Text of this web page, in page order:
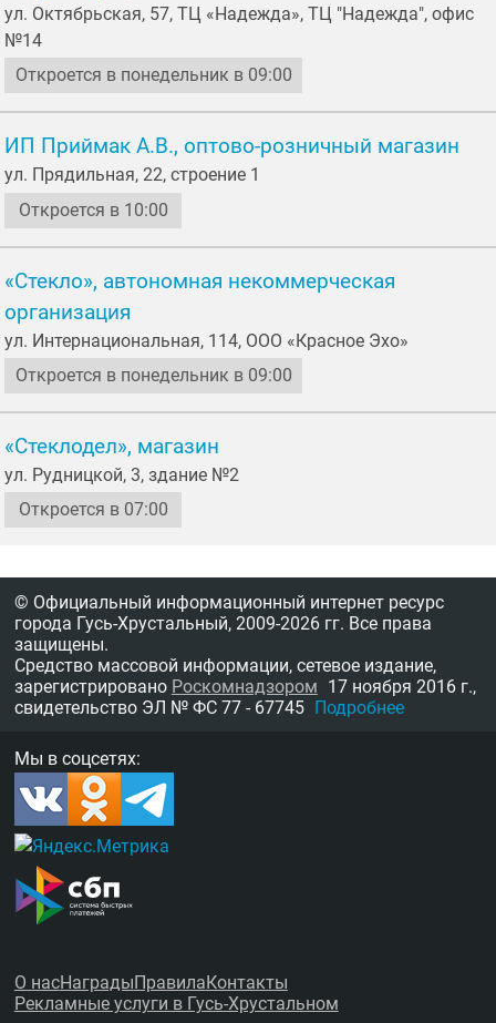
ул. Октябрьская, 57, ТЦ «Надежда», ТЦ "Надежда", офис
№14
Откроется в понедельник в 09:00
ИП Приймак А.В., оптово-розничный магазин
ул. Прядильная, 22, строение 1
Откроется в 10:00
«Стекло», автономная некоммерческая
организация
ул. Интернациональная, 114, ООО «Красное Эхо»
Откроется в понедельник в 09:00
«Стеклодел», магазин
ул. Рудницкой, 3, здание №2
Откроется в 07:00
© Официальный информационный интернет ресурс
города Гусь-Хрустальный, 2009-2026 гг. Все права
защищены.
Средство массовой информации, сетевое издание,
зарегистрировано Роскомнадзором 17 ноября 2016 г.,
свидетельство ЭЛ № ФС 77 - 67745 Подробнее
Мы в соцсетях:
О насНаграды Правила Контакты
Рекламные услуги в Гусь-Хрустальном